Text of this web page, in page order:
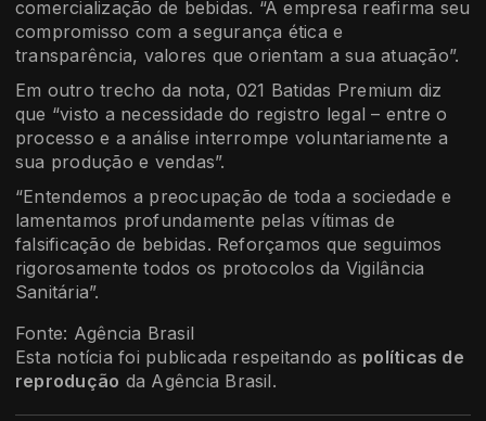
comercialização de bebidas. “A empresa reafirma seu
compromisso com a segurança ética e
transparência, valores que orientam a sua atuação”.
Em outro trecho da nota, 021 Batidas Premium diz
que “visto a necessidade do registro legal – entre o
processo e a análise interrompe voluntariamente a
sua produção e vendas”.
“Entendemos a preocupação de toda a sociedade e
lamentamos profundamente pelas vítimas de
falsificação de bebidas. Reforçamos que seguimos
rigorosamente todos os protocolos da Vigilância
Sanitária”.
Fonte: Agência Brasil
Esta notícia foi publicada respeitando as políticas de
reprodução da Agência Brasil.